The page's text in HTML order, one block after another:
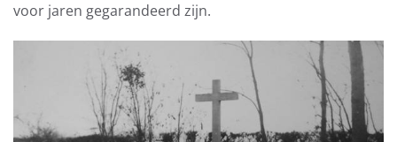
voor jaren gegarandeerd zijn.